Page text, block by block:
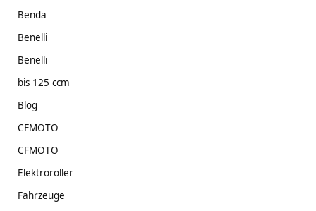
Benda
Benelli
Benelli
bis 125 ccm
Blog
CFMOTO
CFMOTO
Elektroroller
Fahrzeuge